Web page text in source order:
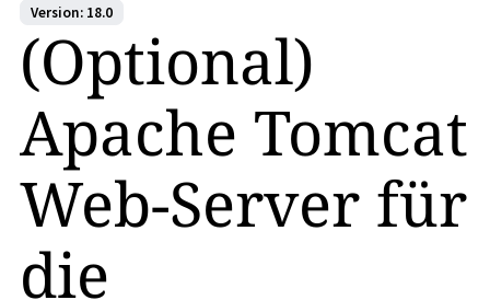
Version: 18.0
(Optional)
Apache Tomcat
Web-Server für
die